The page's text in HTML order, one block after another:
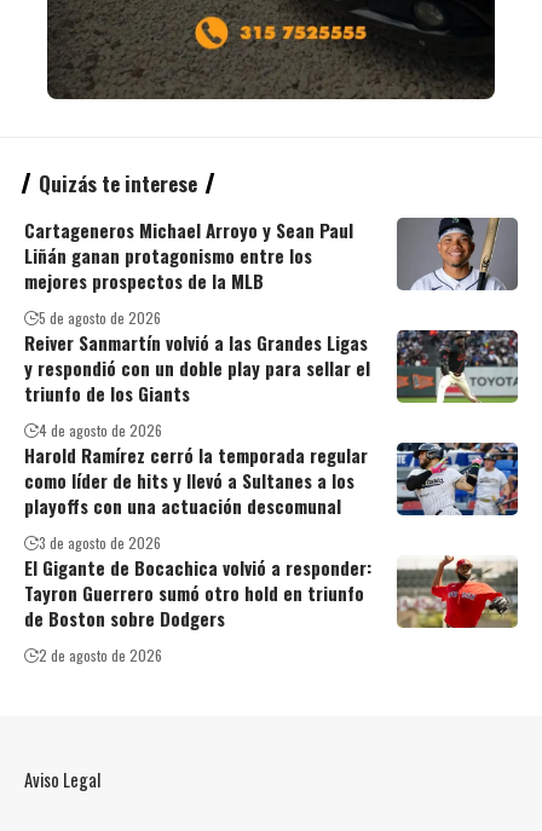
Quizás te interese
Cartageneros Michael Arroyo y Sean Paul
Liñán ganan protagonismo entre los
mejores prospectos de la MLB
5 de agosto de 2026
Reiver Sanmartín volvió a las Grandes Ligas
y respondió con un doble play para sellar el
triunfo de los Giants
4 de agosto de 2026
Harold Ramírez cerró la temporada regular
como líder de hits y llevó a Sultanes a los
playoffs con una actuación descomunal
3 de agosto de 2026
El Gigante de Bocachica volvió a responder:
Tayron Guerrero sumó otro hold en triunfo
de Boston sobre Dodgers
2 de agosto de 2026
Aviso Legal